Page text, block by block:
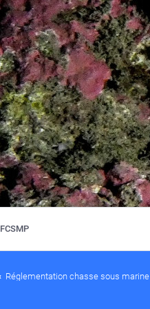
FCSMP
Réglementation chasse sous marine